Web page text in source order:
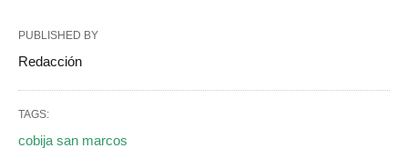
PUBLISHED BY
Redacción
TAGS:
cobija san marcos